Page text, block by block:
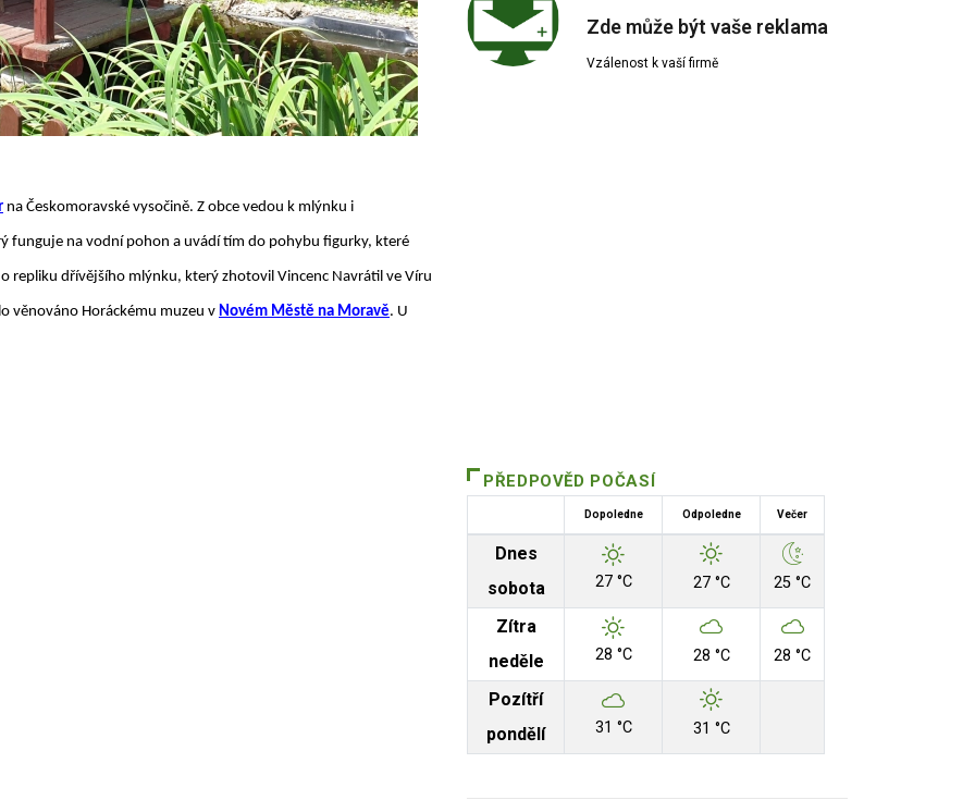
na Českomoravské vysočině. Z obce vedou k mlýnku i
funguje na vodní pohon a uvádí tím do pohybu figurky, které
repliku dřívějšího mlýnku, který zhotovil Vincenc Navrátil ve Víru
věnováno Horáckému muzeu v Novém Městě na Moravě. U
Zde může být vaše reklama
Vzálenost k vaší firmě
PŘEDPOVĚD POČASÍ
Dopoledne Odpoledne Večer
Dnes
sobota
27 °C 27 °C 25 °C
Zítra
neděle
28 °C 28 °C 28 °C
Pozítří
pondělí
31 °C 31 °C